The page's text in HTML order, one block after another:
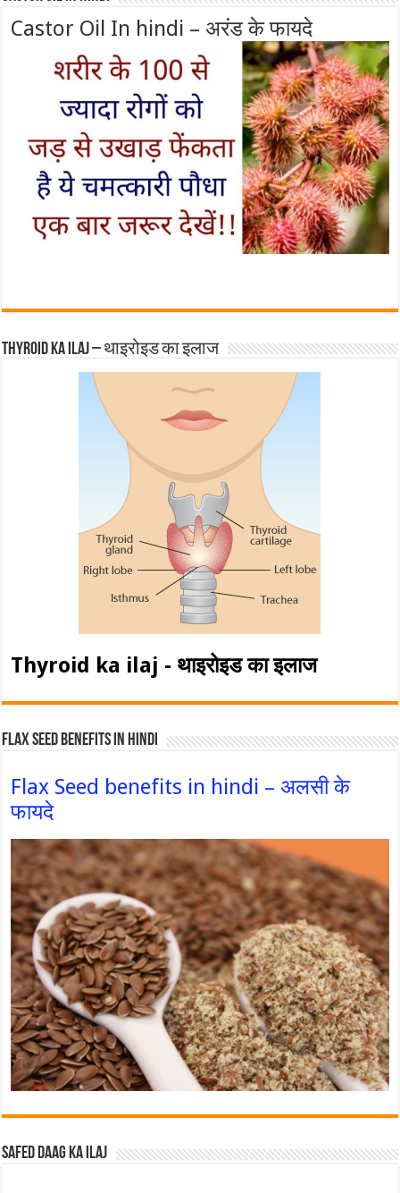
Castor Oil In hindi – अरंड के फायदे
Thyroid ka ilaj – थाइरोइड का इलाज
Thyroid ka ilaj - थाइरोइड का इलाज
Flax Seed Benefits in hindi
Flax Seed benefits in hindi – अलसी के
फायदे
Safed Daag ka ilaj